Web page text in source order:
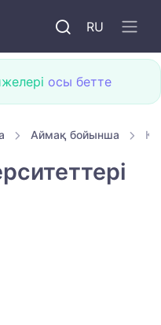
RU
осы бетте
Аймақ бойынша